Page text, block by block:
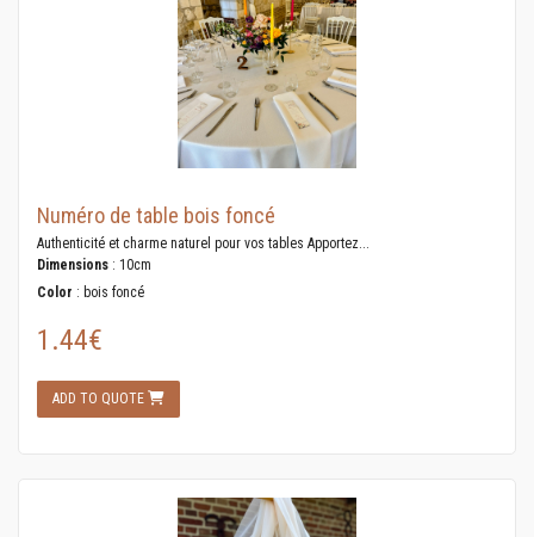
Numéro de table bois foncé
Authenticité et charme naturel pour vos tables Apportez...
Dimensions : 10cm
Color : bois foncé
1.44€
ADD TO QUOTE